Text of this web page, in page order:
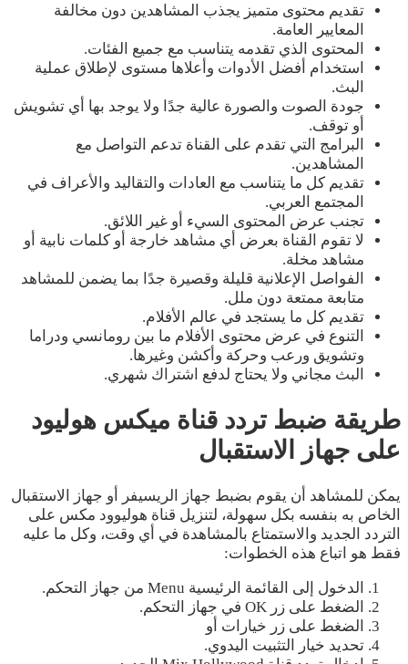
تقديم محتوى متميز يجذب المشاهدين دون مخالفة
المعايير العامة.
المحتوى الذي تقدمه يتناسب مع جميع الفئات.
استخدام أفضل الأدوات وأعلاها مستوى لإطلاق عملية
البث.
جودة الصوت والصورة عالية جدًا ولا يوجد بها أي تشويش
أو توقف.
البرامج التي تقدم على القناة تدعم التواصل مع
المشاهدين.
تقديم كل ما يتناسب مع العادات والتقاليد والأعراف في
المجتمع العربي.
تجنب عرض المحتوى السيء أو غير اللائق.
لا تقوم القناة بعرض أي مشاهد خارجة أو كلمات نابية أو
مشاهد مخلة.
الفواصل الإعلانية قليلة وقصيرة جدًا بما يضمن للمشاهد
متابعة ممتعة دون ملل.
تقديم كل ما يستجد في عالم الأفلام.
التنوع في عرض محتوى الأفلام ما بين رومانسي ودراما
وتشويق ورعب وحركة وأكشن وغيرها.
البث مجاني ولا يحتاج لدفع اشتراك شهري.
طريقة ضبط تردد قناة ميكس هوليود
على جهاز الاستقبال
يمكن للمشاهد أن يقوم بضبط جهاز الريسيفر أو جهاز الاستقبال
الخاص به بنفسه بكل سهولة، لتنزيل قناة هوليوود مكس على
التردد الجديد والاستمتاع بالمشاهدة في أي وقت، وكل ما عليه
فقط هو اتباع هذه الخطوات:
الدخول إلى القائمة الرئيسية Menu من جهاز التحكم.
الضغط على زر OK في جهاز التحكم.
الضغط على زر خيارات أو
تحديد خيار التثبيت اليدوي.